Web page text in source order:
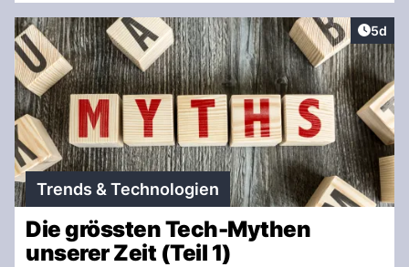
5d
Trends & Technologien
Die grössten Tech-Mythen
unserer Zeit (Teil 1)